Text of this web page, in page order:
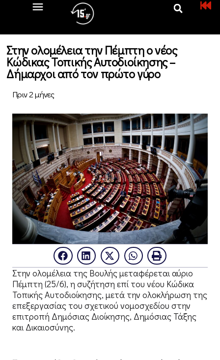
Στην ολομέλεια την Πέμπτη ο νέος
Κώδικας Τοπικής Αυτοδιοίκησης –
Δήμαρχοι από τον πρώτο γύρο
Πριν 2 μήνες
Στην ολομέλεια της Βουλής μεταφέρεται αύριο
Πέμπτη (25/6), η συζήτηση επί του νέου Κώδικα
Τοπικής Αυτοδιοίκησης, μετά την ολοκλήρωση της
επεξεργασίας του σχετικού νομοσχεδίου στην
επιτροπή Δημόσιας Διοίκησης, Δημόσιας Τάξης
και Δικαιοσύνης.